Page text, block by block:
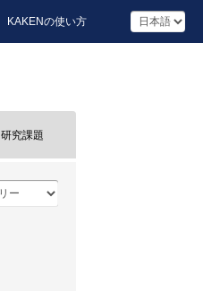
KAKENの使い方
研究課題